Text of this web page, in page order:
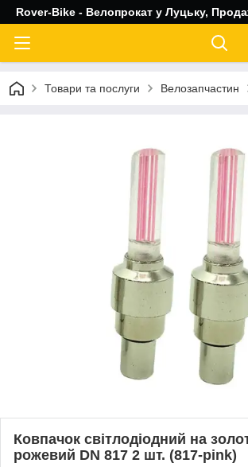
Rover-Bike - Велопрокат у Луцьку,
Товари та послуги Велозапчастин
Ковпачок світлодіодний на
рожевий DN 817 2 шт. (817-pink)